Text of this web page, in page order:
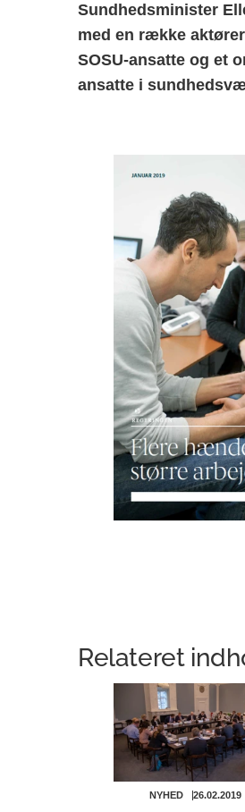
Sundhedsminister
med en række
SOSU-ansatte og et
ansatte i
Relateret
26.02.2019
NYHED